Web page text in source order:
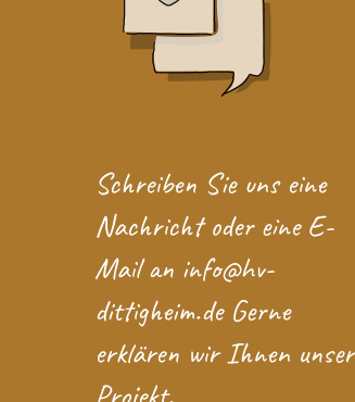
Schreiben Sie uns eine
Nachrichtoder eine E-
Mail an info@hv-
dittigheim.de Gerne
erklären wir Ihnen unser